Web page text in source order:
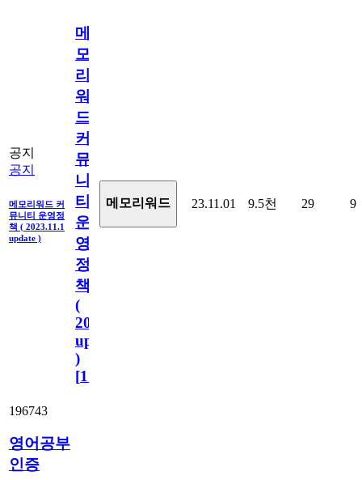
공지
공지
메모리워드 커
뮤니티 운영정
책 ( 2023.11.1
update )
메
모
리
워
드
커
뮤
니
티
운
영
정
책
(
2023.11.1
update
)
[110
메모리워드 23.11.01 9.5천 29 9
196743
영어공부
인증